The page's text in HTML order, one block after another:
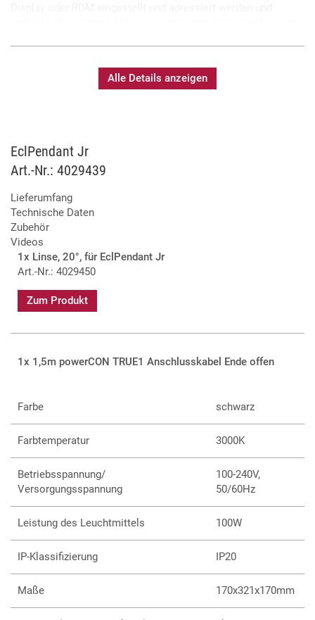
hohem CRI ausgestattet, wahlweise erhältlich in den
Farbtemperaturen 3.000K, 4.000K und 5.600K.
Hervorragende Farbwiedergabe
Steuerung per DMX, DALI, W-DMX und CRMX
Wechseloptiken erhältlich
Umfangreiches Zubehör lieferbar
Weitere Modelle mit farbiger oder Variable White
LED-Quelle verfügbar
Dialux Daten als Download verfügbar
Alle Details anzeigen
EclPendant Jr
Art.-Nr.: 4029439
Lieferumfang
Technische Daten
Zubehör
Videos
1x Linse, 20°, für EclPendant Jr
Art.-Nr.: 4029450
Zum Produkt
1x 1,5m powerCON TRUE1 Anschlusskabel Ende offen
Farbe schwarz
Farbtemperatur 3000K
Betriebsspannung/
Versorgungsspannung
100-240V,
50/60Hz
Leistung des Leuchtmittels 100W
IP-Klassifizierung IP20
Maße 170x321x170mm